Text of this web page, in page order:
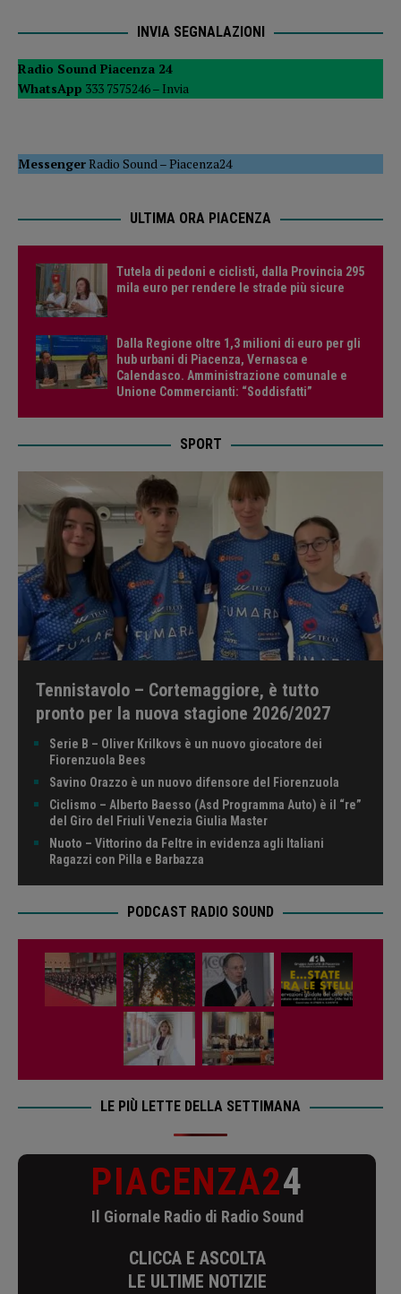
INVIA SEGNALAZIONI
Radio Sound Piacenza 24
WhatsApp 333 7575246 – Invia
MessengerRadio Sound –Piacenza24
ULTIMA ORA PIACENZA
Tutela di pedoni e ciclisti, dalla Provincia 295
mila euro per rendere le strade più sicure
Dalla Regione oltre 1,3 milioni di euro per gli
hub urbani di Piacenza, Vernasca e
Calendasco. Amministrazione comunale e
Unione Commercianti: “Soddisfatti”
SPORT
Tennistavolo – Cortemaggiore, è tutto
pronto per la nuova stagione 2026/2027
Serie B – Oliver Krilkovs è un nuovo giocatore dei
Fiorenzuola Bees
Savino Orazzo è un nuovo difensore del Fiorenzuola
Ciclismo – Alberto Baesso (Asd Programma Auto) è il “re”
del Giro del Friuli Venezia Giulia Master
Nuoto – Vittorino da Feltre in evidenza agli Italiani
Ragazzi con Pilla e Barbazza
PODCAST RADIO SOUND
LE PIÙ LETTE DELLA SETTIMANA
PIACENZA24
Il Giornale Radio di Radio Sound
CLICCA E ASCOLTA
LE ULTIME NOTIZIE